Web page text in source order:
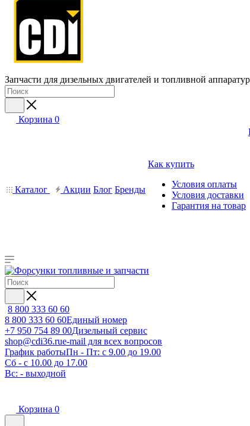
Запчасти для дизельных двигателей и топливной
Корзина 0
Каталог Акции Блог Бренды
Как купить
Условия оплаты
Условия доставки
Гарантия на товар
8 800 333 60 60
8 800 333 60 60Единый номер
+7 950 754 89 00Дизельный сервис
shop@cdi36.rue-mail для всех вопросов
График работыПн - Пт: с 9.00 до 19.00
Сб - с 10.00 до 17.00
Вс: - выходной
Корзина 0